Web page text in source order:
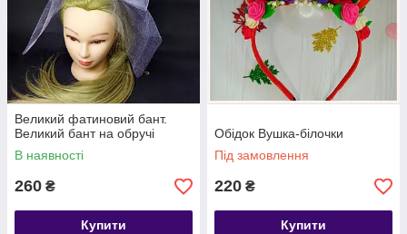
Великий фатиновий бант.
Великий бант на обручі
В наявності
260 ₴
Купити
Обідок Вушка-білочки
Під замовлення
220 ₴
Купити